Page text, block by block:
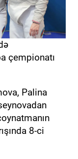
çempionatı
Palina
8-ci